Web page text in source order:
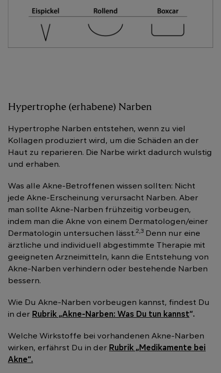
Hypertrophe (erhabene) Narben
Hypertrophe Narben entstehen, wenn zu viel
Kollagen produziert wird, um die Schäden an der
Haut zu reparieren. Die Narbe wirkt dadurch wulstig
und erhaben.
Was alle Akne-Betroffenen wissen sollten: Nicht
jede Akne-Erscheinung verursacht Narben. Aber
man sollte Akne-Narben frühzeitig vorbeugen,
indem man die Akne von einem Dermatologen/einer
Dermatologin untersuchen lässt.2,3 Denn nur eine
ärztliche und individuell abgestimmte Therapie mit
geeigneten Arzneimitteln, kann die Entstehung von
Akne-Narben verhindern oder bestehende Narben
bessern.
Wie Du Akne-Narben vorbeugen kannst, findest Du
in der Rubrik „Akne-Narben: Was Du tun kannst“.
Welche Wirkstoffe bei vorhandenen Akne-Narben
wirken, erfährst Du in der Rubrik „Medikamente bei
Akne“.